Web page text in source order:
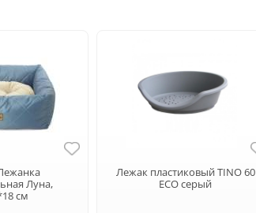
Луна,
см
Лежак пластиковый TINO 60
ECO серый